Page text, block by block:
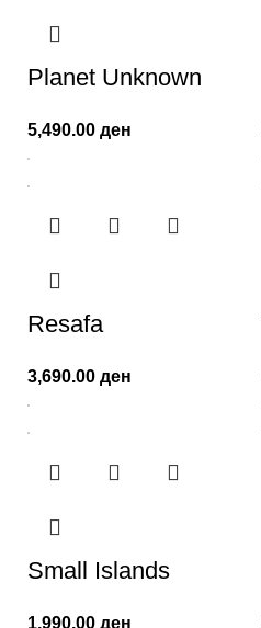
Planet Unknown
5,490.00 ден
Resafa
3,690.00 ден
Small Islands
1,990.00 ден